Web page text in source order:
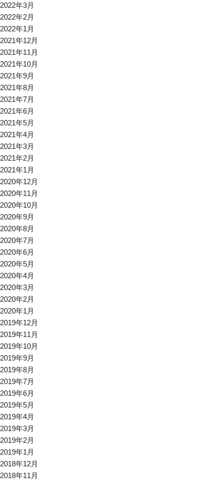
2022年3月
2022年2月
2022年1月
2021年12月
2021年11月
2021年10月
2021年9月
2021年8月
2021年7月
2021年6月
2021年5月
2021年4月
2021年3月
2021年2月
2021年1月
2020年12月
2020年11月
2020年10月
2020年9月
2020年8月
2020年7月
2020年6月
2020年5月
2020年4月
2020年3月
2020年2月
2020年1月
2019年12月
2019年11月
2019年10月
2019年9月
2019年8月
2019年7月
2019年6月
2019年5月
2019年4月
2019年3月
2019年2月
2019年1月
2018年12月
2018年11月